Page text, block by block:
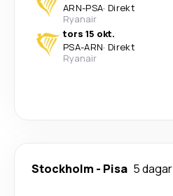
ARN-PSA· Direkt
Ryanair
tors 15 okt.
PSA-ARN· Direkt
Ryanair
Stockholm - Pisa 5 dagar